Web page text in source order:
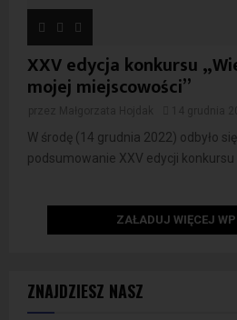
ZNAJDZIESZ NASZ
XXV edycja konkursu
mojej miejscowości”
W środę (14 grudnia 2022) odbyło
podsumowanie XXV edycji konkursu
ZAŁADUJ WIĘCEJ